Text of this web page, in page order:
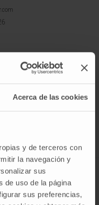
Acerca de las cookies
y de terceros con
la navegación y
sus
de uso de la página
sus preferencias,